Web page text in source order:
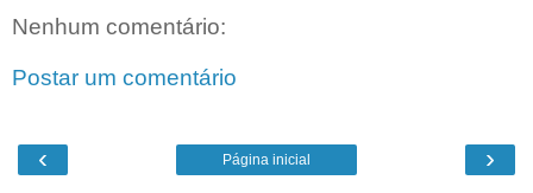
Nenhum comentário:
Postar um comentário
‹ ›
Página inicial